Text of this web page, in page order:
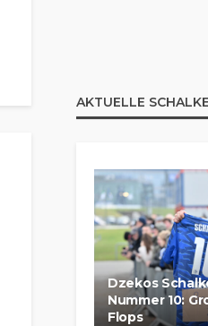
AKTUELLE
Dzekos
Nummer 10:
Flops